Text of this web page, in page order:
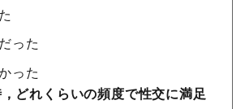
った
った
どれくらいの頻度で性交に満足